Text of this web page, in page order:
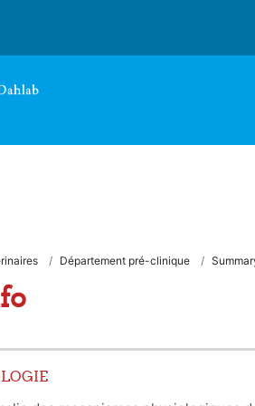
Département pré-clinique